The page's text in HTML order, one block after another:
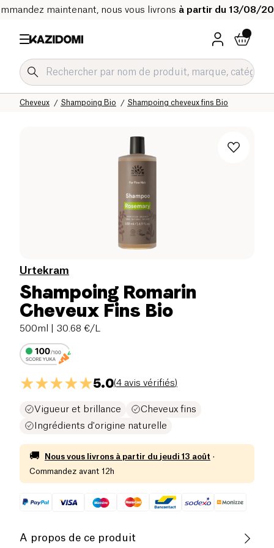
maintenant, nous vous livrons à partir du 13/08/
Shampoing cheveux fins Bio
Shampoing Bio
Cheveux
Hygiène & Beauté
Notre catalogue bio
Accueil
Urtekram
Shampoing Romarin
Cheveux Fins Bio
500ml | 30.68 €/L
5.0(4 avis vérifiés)
Vigueur et brillance
Cheveux fins
Ingrédients d'origine naturelle
🚚 Nous vous livrons à partir du jeudi 13 août ·
Commandez avant 12h
A propos de ce produit